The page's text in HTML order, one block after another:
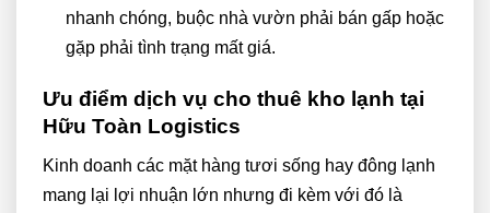
nhanh chóng, buộc nhà vườn phải bán gấp hoặc
gặp phải tình trạng mất giá.
Ưu điểm dịch vụ cho thuê kho lạnh tại
Hữu Toàn Logistics
Kinh doanh các mặt hàng tươi sống hay đông lạnh
mang lại lợi nhuận lớn nhưng đi kèm với đó là